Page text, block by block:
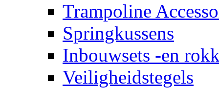
Trampoline
Springkussens
Inbouwsets -en
Veiligheidstegels